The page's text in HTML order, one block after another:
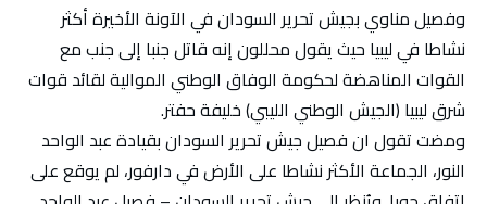
وفصيل مناوي بجيش تحرير السودان في الآونة الأخيرة أكثر
نشاطا في ليبيا حيث يقول محللون إنه قاتل جنبا إلى جنب مع
القوات المناهضة لحكومة الوفاق الوطني الموالية لقائد قوات
شرق ليبيا (الجيش الوطني الليبي) خليفة حفتر.
ومضت تقول ان فصيل جيش تحرير السودان بقيادة عبد الواحد
النور، الجماعة الأكثر نشاطا على الأرض في دارفور، لم يوقع على